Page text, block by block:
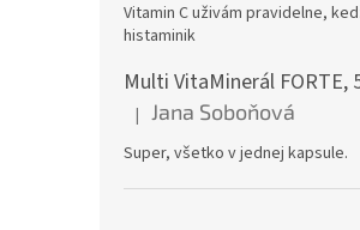
Vitamin C uživám pravidelne,
histaminik
Hodnotenie produktu je 5 z 5
| Jana Soboňová
Super, všetko v jednej kapsule.